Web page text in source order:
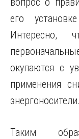
его
Интересно,
окупаются с
применения
энергоносители.
Таким